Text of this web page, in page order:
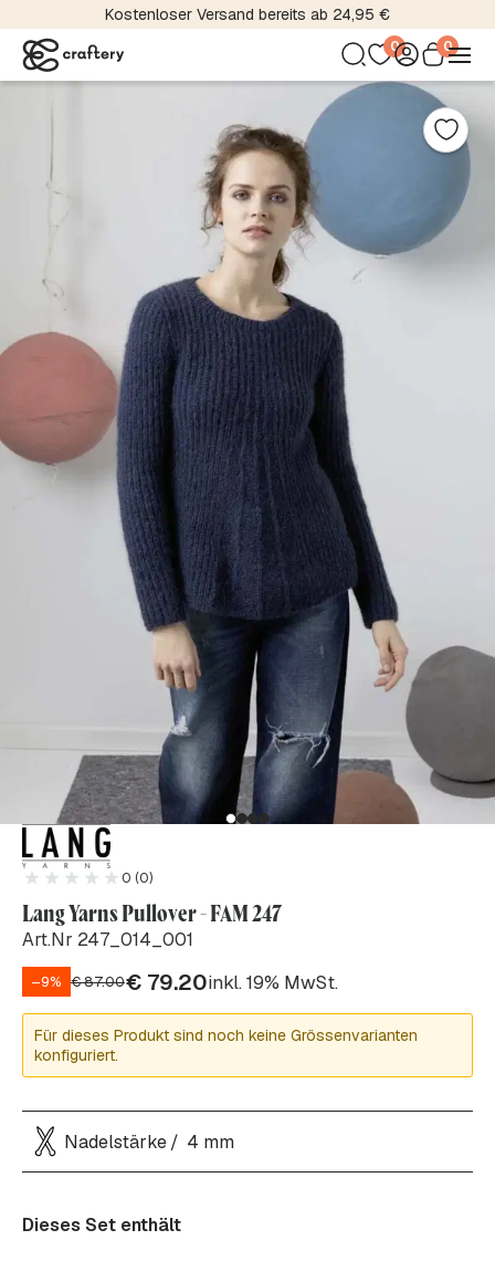
Kostenloser Versand bereits ab 24,95 €
0 0
0 (0)
Lang Yarns Pullover - FAM 247
Art.Nr 247_014_001
–9% €87.00€ 79.20inkl. 19% MwSt.
Für dieses Produkt sind noch keine Grössenvarianten
konfiguriert.
Nadelstärke 4 mm
Dieses Set enthält